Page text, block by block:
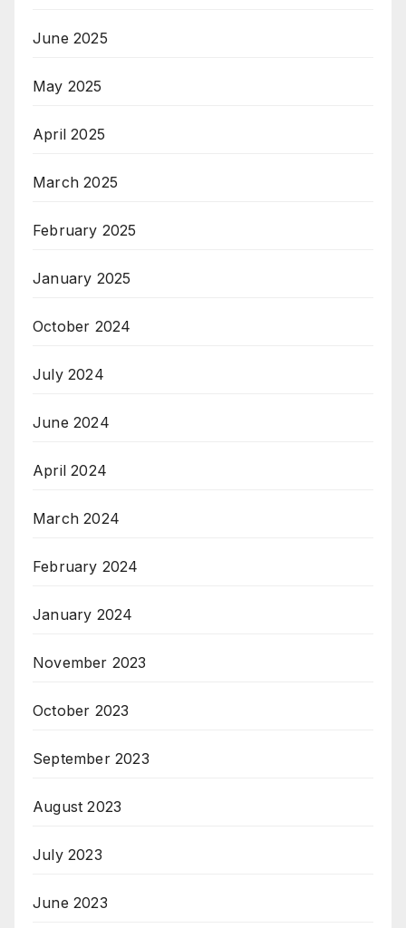
June 2025
May 2025
April 2025
March 2025
February 2025
January 2025
October 2024
July 2024
June 2024
April 2024
March 2024
February 2024
January 2024
November 2023
October 2023
September 2023
August 2023
July 2023
June 2023